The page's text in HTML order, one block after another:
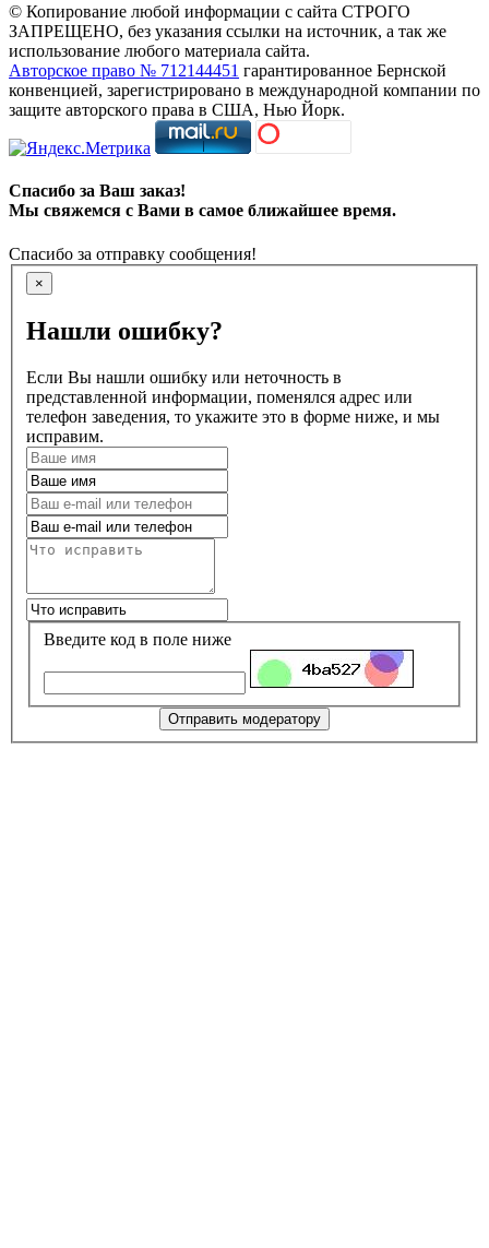
© Копирование любой информации с сайта СТРОГО
ЗАПРЕЩЕНО, без указания ссылки на источник, а так же
использование любого материала сайта.
Авторское право № 712144451 гарантированное Бернской
конвенцией, зарегистрировано в международной компании по
защите авторского права в США, Нью Йорк.
Спасибо за Ваш заказ!
Мы свяжемся с Вами в самое ближайшее время.
Спасибо за отправку сообщения!
×
Нашли ошибку?
Если Вы нашли ошибку или неточность в
представленной информации, поменялся адрес или
телефон заведения, то укажите это в форме ниже, и мы
исправим.
Введите код в поле ниже
Отправить модератору